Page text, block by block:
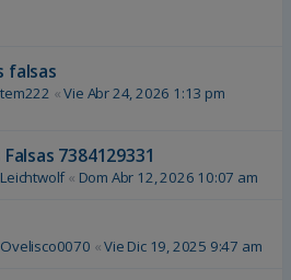
falsas
tem222 «Vie Abr 24, 2026 1:13 pm
7384129331
Leichtwolf« Dom Abr 12, 2026 10:07 am
Ovelisco0070 «Vie Dic 19, 2025 9:47 am